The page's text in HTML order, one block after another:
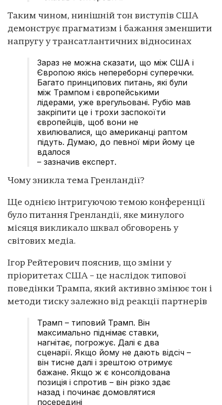
Таким чином, нинішній тон виступів США
демонструє прагматизм і бажання зменшити
напругу у трансатлантичних відносинах
Зараз не можна сказати, що між США і
Європою якісь непереборні суперечки.
Багато принципових питань, які були
між Трампом і європейськими
лідерами, уже врегульовані. Рубіо мав
закріпити це і трохи заспокоїти
європейців, щоб вони не
хвилювалися, що американці раптом
підуть. Думаю, до певної міри йому це
вдалося
– зазначив експерт.
Чому зникла тема Гренландії?
Ще однією інтригуючою темою конференції
було питання Гренландії, яке минулого
місяця викликало шквал обговорень у
світових медіа.
Ігор Рейтерович пояснив, що зміни у
пріоритетах США – це наслідок типової
поведінки Трампа, який активно змінює тон і
методи тиску залежно від реакції партнерів
Трамп – типовий Трамп. Він
максимально піднімає ставки,
нагнітає, погрожує. Далі є два
сценарії. Якщо йому не дають відсіч –
він тисне далі і зрештою отримує
бажане. Якщо ж є консолідована
позиція і спротив – він різко здає
назад і починає домовлятися
посередині